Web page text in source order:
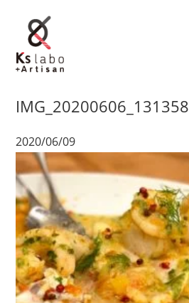
IMG_20200606_131358
2020/06/09